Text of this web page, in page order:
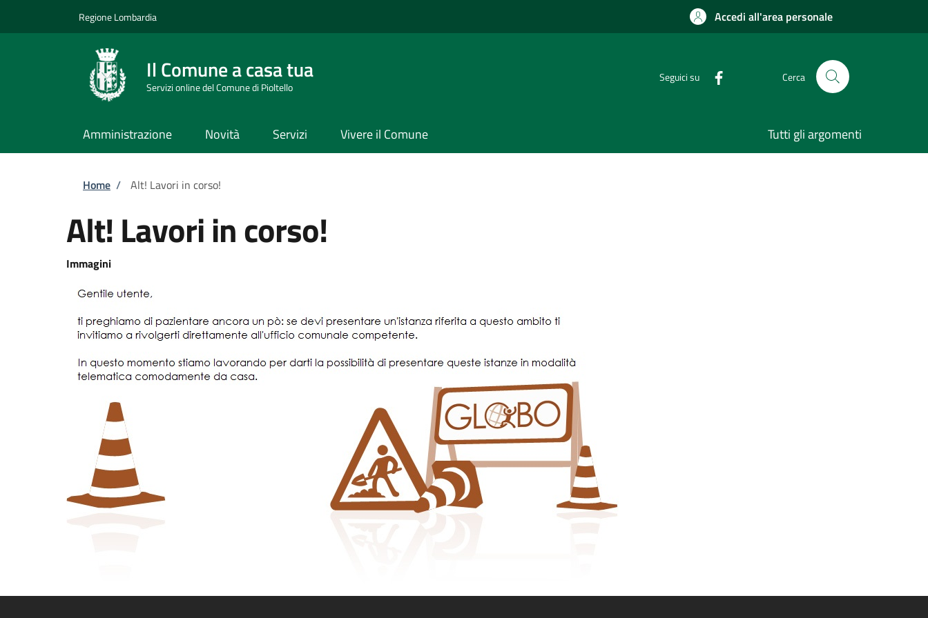
Regione Lombardia Accedi all'area personale
Il Comune a casa tua
Servizi online del Comune di Pioltello
Seguici su Cerca
Amministrazione Novità Servizi Vivere il Comune Tutti gli argomenti
Briciole di pane
Home / Alt! Lavori in corso!
Alt! Lavori in corso!
Immagini